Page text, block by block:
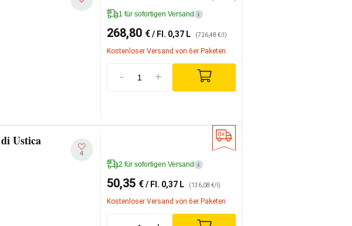
1 für sofortigen Versand i
268,80 €/ Fl. 0,37 L (726,48 €/l)
Kostenloser Versand von 6er Paketen
- +
Ustica
4
2 für sofortigen Versand i
50,35 €/ Fl. 0,37 L (136,08 €/l)
Kostenloser Versand von 6er Paketen